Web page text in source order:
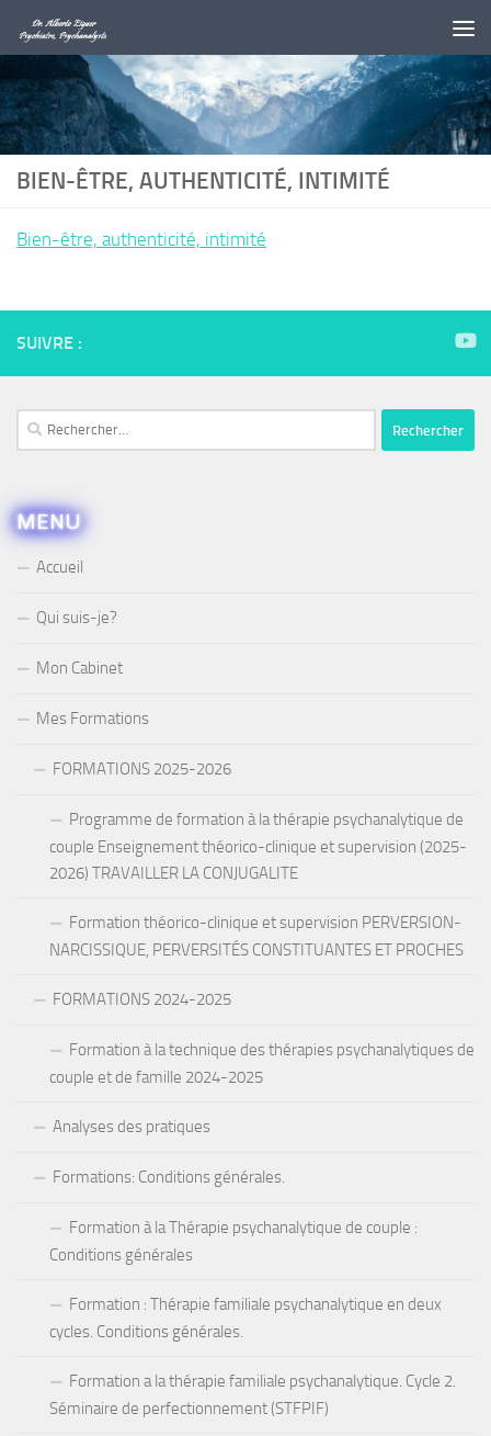
Au dessous du contenu
BIEN-ÊTRE, AUTHENTICITÉ, INTIMITÉ
Bien-être, authenticité, intimité
SUIVRE :
Rechercher :
MENU
Accueil
Qui suis-je?
Mon Cabinet
Mes Formations
FORMATIONS 2025-2026
Programme de formation à la thérapie psychanalytique de
couple Enseignement théorico-clinique et supervision (2025-
2026) TRAVAILLER LA CONJUGALITE
Formation théorico-clinique et supervision PERVERSION-
NARCISSIQUE, PERVERSITÉS CONSTITUANTES ET PROCHES
FORMATIONS 2024-2025
Formation à la technique des thérapies psychanalytiques de
couple et de famille 2024-2025
Analyses des pratiques
Formations: Conditions générales.
Formation à la Thérapie psychanalytique de couple :
Conditions générales
Formation : Thérapie familiale psychanalytique en deux
cycles. Conditions générales.
Formation a la thérapie familiale psychanalytique. Cycle 2.
Séminaire de perfectionnement (STFPIF)